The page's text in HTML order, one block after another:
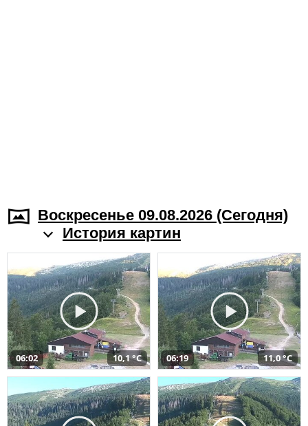
Воскресенье 09.08.2026 (Cегодня)
История картин
06:02 10,1 °C 06:19 11,0 °C